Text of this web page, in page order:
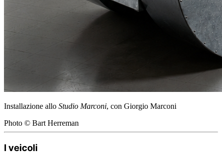
Installazione allo Studio Marconi, con Giorgio Marconi
Photo © Bart Herreman
I veicoli